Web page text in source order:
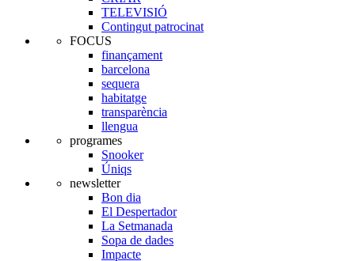
TELEVISIÓ
Contingut patrocinat
FOCUS
finançament
barcelona
sequera
habitatge
transparència
llengua
programes
Snooker
Úniqs
newsletter
Bon dia
El Despertador
La Setmanada
Sopa de dades
Impacte